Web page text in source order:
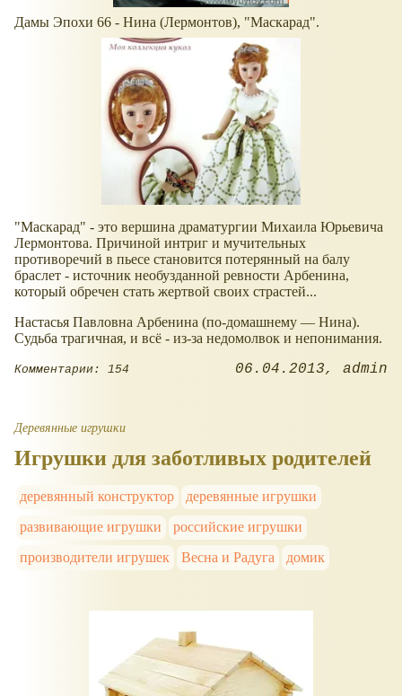
Дамы Эпохи 66 - Нина (Лермонтов), "Маскарад".
"Маскарад" - это вершина драматургии Михаила Юрьевича
Лермонтова. Причиной интриг и мучительных
противоречий в пьесе становится потерянный на балу
браслет - источник необузданной ревности Арбенина,
который обречен стать жертвой своих страстей...
Настасья Павловна Арбе­нина (по-домаш­нему — Нина).
Судьба трагичная, и всё - из-за недомолвок и непонимания.
Комментарии: 154 06.04.2013 admin
Деревянные игрушки
Игрушки для заботливых родителей
деревянный конструктор
деревянные игрушки
развивающие игрушки
российские игрушки
производители игрушек
Весна и Радуга домик